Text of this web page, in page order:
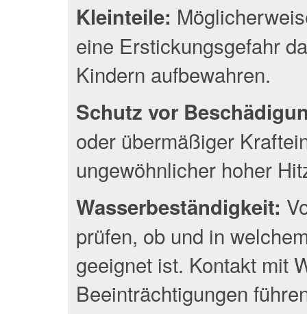
Kleinteile:
eine Erstickungsgefahr
Kindern aufbewahren.
Schutz vor
oder übermäßiger
ungewöhnlicher hoher
Wasserbeständigkeit:
prüfen, ob und in
geeignet ist. Kontakt mit
Beeinträchtigungen